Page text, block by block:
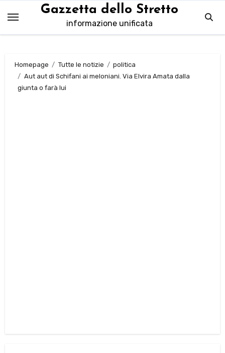
contenuto
Gazzetta dello Stretto
informazione unificata
Homepage Tutte le notizie
politica
Aut aut di Schifani ai meloniani. Via Elvira Amata dalla
giunta o farà lui